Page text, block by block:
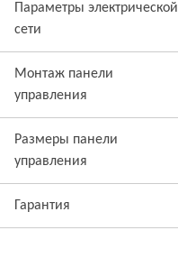
Параметры электрической
сети
Монтаж панели
управления
Размеры панели
управления
Гарантия